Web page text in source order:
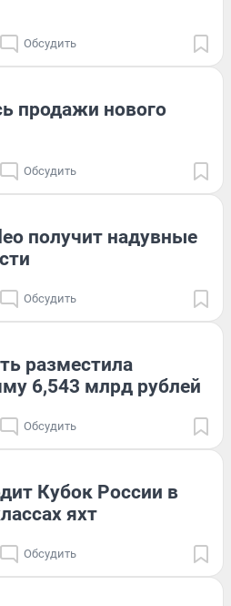
Обсудить
продажи нового
Обсудить
получит надувные
Обсудить
разместила
6,543 млрд рублей
Обсудить
Кубок России в
яхт
Обсудить